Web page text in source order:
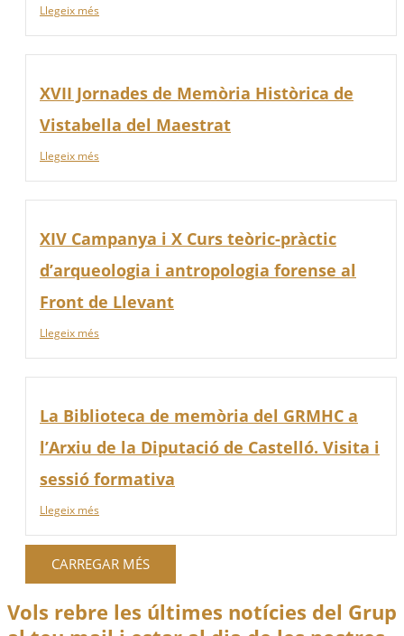
Llegeix més
XVII Jornades de Memòria Històrica de
Vistabella del Maestrat
Llegeix més
XIV Campanya i X Curs teòric-pràctic
d’arqueologia i antropologia forense al
Front de Llevant
Llegeix més
La Biblioteca de memòria del GRMHC a
l’Arxiu de la Diputació de Castelló. Visita i
sessió formativa
Llegeix més
CARREGAR MÉS
Vols rebre les últimes notícies del Grup